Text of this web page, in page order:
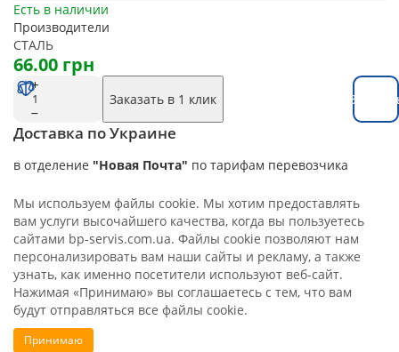
Есть в наличии
Производители
СТАЛЬ
66.00 грн
Заказать в 1 клик
Доставка по Украине
в отделение "Новая Почта" по тарифам перевозчика
Мы используем файлы cookie. Мы хотим предоставлять
вам услуги высочайшего качества, когда вы пользуетесь
сайтами bp-servis.com.ua. Файлы cookie позволяют нам
персонализировать вам наши сайты и рекламу, а также
узнать, как именно посетители используют веб-сайт.
Нажимая «Принимаю» вы соглашаетесь с тем, что вам
будут отправляться все файлы cookie.
Принимаю